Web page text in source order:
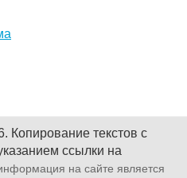
Копирование текстов с
ссылки на
на сайте является